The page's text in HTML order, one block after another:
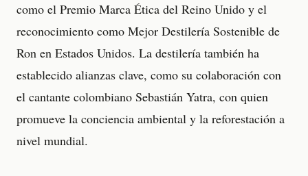
como el Premio Marca Ética del Reino Unido y el
reconocimiento como Mejor Destilería Sostenible de
Ron en Estados Unidos. La destilería también ha
establecido alianzas clave, como su colaboración con
el cantante colombiano Sebastián Yatra, con quien
promueve la conciencia ambiental y la reforestación a
nivel mundial.